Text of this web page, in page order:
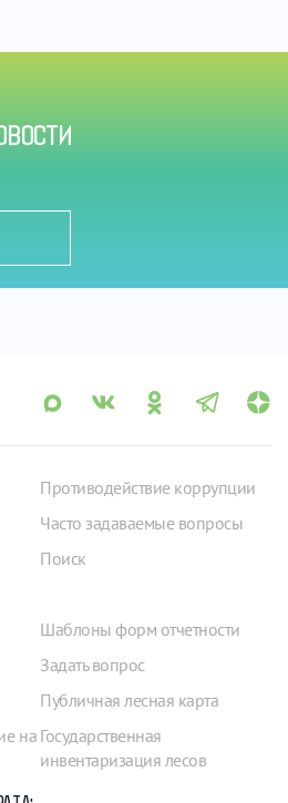
Противодействие коррупции
Часто задаваемые вопросы
Поиск
на
Шаблоны форм отчетности
Задать вопрос
Публичная лесная карта
Государственная
инвентаризация лесов